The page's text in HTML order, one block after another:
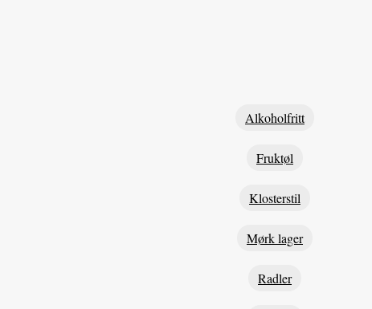
Alkoholfritt
Fruktøl
Klosterstil
Mørk lager
Radler